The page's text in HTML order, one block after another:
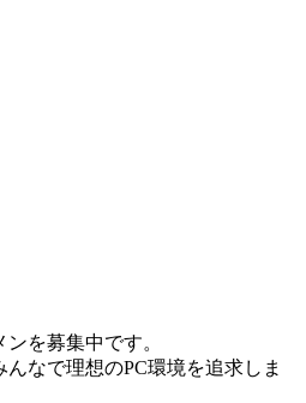
ンを募集中です。
なで理想のPC環境を追求しま